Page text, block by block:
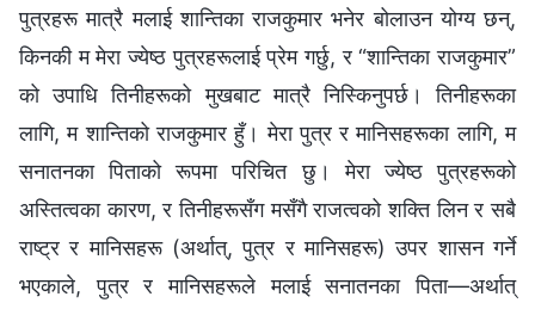
पुत्रहरू मात्रै मलाई शान्तिका राजकुमार भनेर बोलाउन योग्य छन्,
किनकी म मेरा ज्येष्ठ पुत्रहरूलाई प्रेम गर्छु, र “शान्तिका राजकुमार”
को उपाधि तिनीहरूको मुखबाट मात्रै निस्किनुपर्छ। तिनीहरूका
लागि, म शान्तिको राजकुमार हुँ। मेरा पुत्र र मानिसहरूका लागि, म
सनातनका पिताको रूपमा परिचित छु। मेरा ज्येष्ठ पुत्रहरूको
अस्तित्वका कारण, र तिनीहरूसँग मसँगै राजत्वको शक्ति लिन र सबै
राष्ट्र र मानिसहरू (अर्थात्, पुत्र र मानिसहरू) उपर शासन गर्ने
भएकाले, पुत्र र मानिसहरूले मलाई सनातनका पिता—अर्थात्